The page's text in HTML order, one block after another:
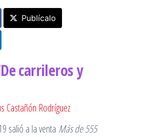
Publícalo
carrileros y
Castañón Rodríguez
salió a la venta Más de 555